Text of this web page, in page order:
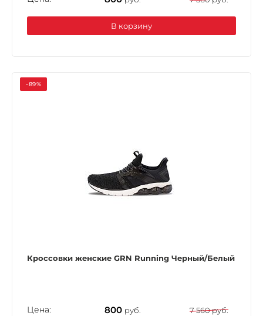
В корзину
-89%
Кроссовки женские GRN Running Черный/Белый
Цена: 800 руб. 7 560 руб.